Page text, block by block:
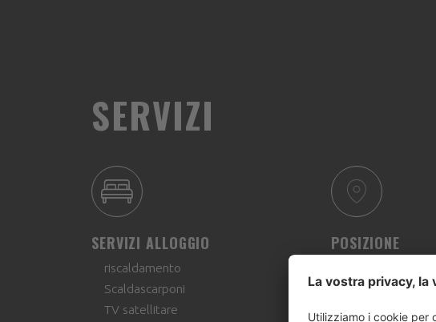
SERVIZI
SERVIZI ALLOGGIO
riscaldamento
Scaldascarponi
TV satellitare
POSIZIONE
distanza -
vicino al bosco